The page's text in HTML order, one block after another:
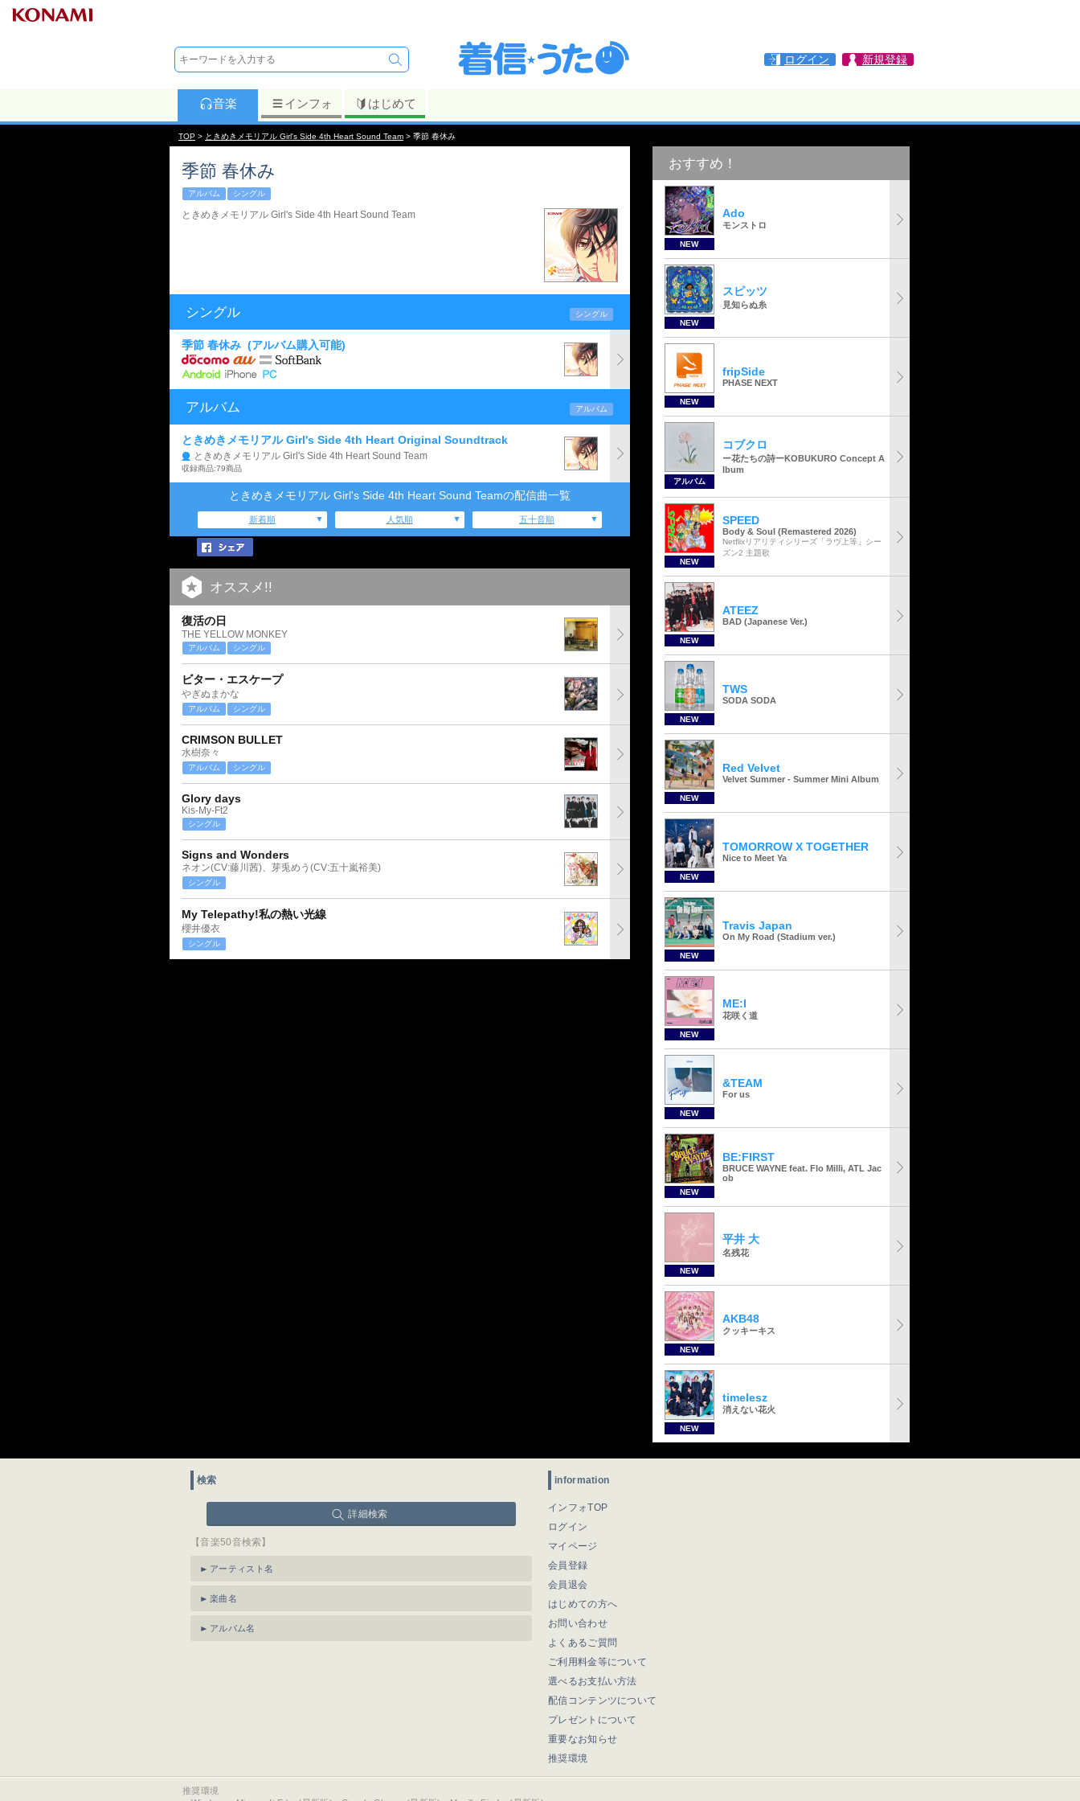
ログイン 新規登録
音楽 インフォ はじめて
TOP > ときめきメモリアル Girl's Side 4th Heart Sound Team > 季節 春休み
季節 春休み
アルバム シングル
ときめきメモリアル Girl's Side 4th Heart Sound Team
シングル シングル
季節 春休み (アルバム購入可能)
アルバム アルバム
ときめきメモリアル Girl's Side 4th Heart Original Soundtrack
ときめきメモリアル Girl's Side 4th Heart Sound Team
収録商品:79商品
ときめきメモリアル Girl's Side 4th Heart Sound Teamの配信曲一覧
新着順 人気順 五十音順
オススメ!!
復活の日
THE YELLOW MONKEY
アルバム シングル
ビター・エスケープ
やぎぬまかな
アルバム シングル
CRIMSON BULLET
水樹奈々
アルバム シングル
Glory days
Kis-My-Ft2
シングル
Signs and Wonders
ネオン(CV:藤川茜)、芽兎めう(CV:五十嵐裕美)
シングル
My Telepathy!私の熱い光線
櫻井優衣
シングル
おすすめ！
NEW
Ado
モンストロ
NEW
スピッツ
見知らぬ糸
NEW
fripSide
PHASE NEXT
アルバム
コブクロ
ー花たちの詩ーKOBUKURO Concept A
lbum
NEW
SPEED
Body & Soul (Remastered 2026)
Netflixリアリティシリーズ「ラヴ上等」シー
ズン2 主題歌
NEW
ATEEZ
BAD (Japanese Ver.)
NEW
TWS
SODA SODA
NEW
Red Velvet
Velvet Summer - Summer Mini Album
NEW
TOMORROW X TOGETHER
Nice to Meet Ya
NEW
Travis Japan
On My Road (Stadium ver.)
NEW
ME:I
花咲く道
NEW
&TEAM
For us
NEW
BE:FIRST
BRUCE WAYNE feat. Flo Milli, ATL Jac
ob
NEW
平井 大
名残花
NEW
AKB48
クッキーキス
NEW
timelesz
消えない花火
検索
詳細検索
【音楽50音検索】
アーティスト名
楽曲名
アルバム名
information
インフォTOP
ログイン
マイページ
会員登録
会員退会
はじめての方へ
お問い合わせ
よくあるご質問
ご利用料金等について
選べるお支払い方法
配信コンテンツについて
プレゼントについて
重要なお知らせ
推奨環境
推奨環境